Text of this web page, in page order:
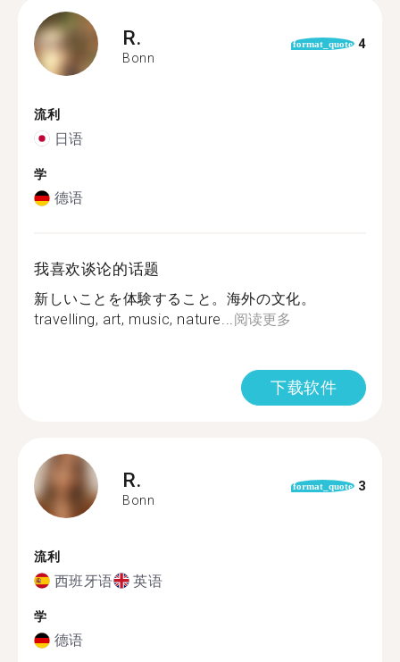
R.
Bonn
format_quote 4
流利
日语
学
德语
我喜欢谈论的话题
新しいことを体験すること。海外の文化。
travelling, art, music, nature...阅读更多
下载软件
R.
Bonn
format_quote 3
流利
西班牙语 英语
学
德语